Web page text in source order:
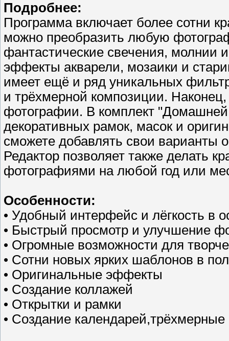
Подробнее:
Программа включает более сотни
можно преобразить любую
фантастические свечения, молнии
эффекты акварели, мозаики и
имеет ещё и ряд уникальных
и трёхмерной композиции.
фотографии. В комплект
декоративных рамок, масок и
сможете добавлять свои
Редактор позволяет также делать
фотографиями на любой год или
Особенности:
• Удобный интерфейс и лёгкость в
• Быстрый просмотр и улучшение
• Огромные возможности для
• Сотни новых ярких шаблонов в
• Оригинальные эффекты
• Создание коллажей
• Открытки и рамки
• Создание